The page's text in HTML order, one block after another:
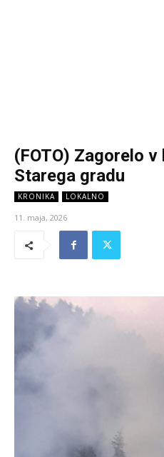
(FOTO) Zagorelo
Starega gradu
KRONIKA LOKALNO
11. maja, 2026